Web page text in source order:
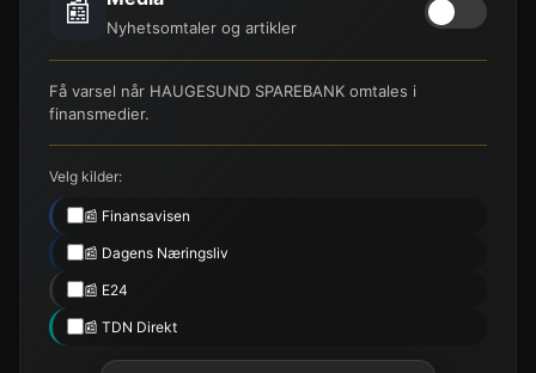
📰 Nyhetsomtaler og artikler
Få varsel når HAUGESUND SPAREBANK omtales i
finansmedier.
Velg kilder:
📰 Finansavisen
📰 Dagens Næringsliv
📰 E24
📰 TDN Direkt